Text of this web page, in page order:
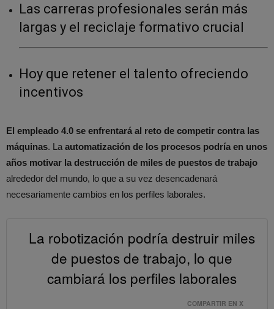
Las carreras profesionales serán más
largas y el reciclaje formativo crucial
Hoy que retener el talento ofreciendo
incentivos
El empleado 4.0 se enfrentará al reto de competir contra las
máquinas. La automatización de los procesos podría en unos
años motivar la destrucción de miles de puestos de trabajo
alrededor del mundo, lo que a su vez desencadenará
necesariamente cambios en los perfiles laborales.
La robotización podría destruir miles
de puestos de trabajo, lo que
cambiará los perfiles laborales
COMPARTIR EN X